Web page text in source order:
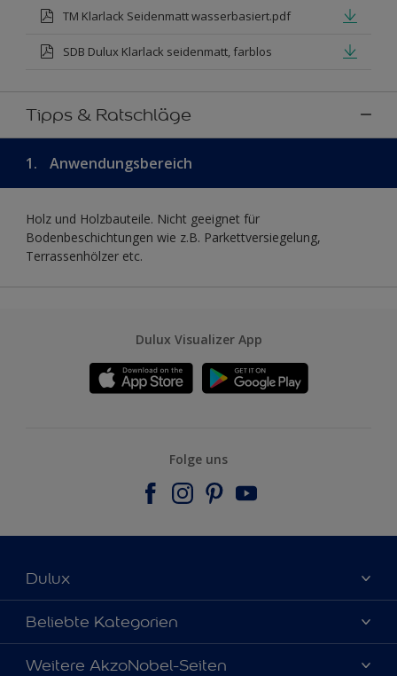
TM Klarlack Seidenmatt wasserbasiert.pdf
SDB Dulux Klarlack seidenmatt, farblos
Tipps & Ratschläge
1. Anwendungsbereich
Holz und Holzbauteile. Nicht geeignet für
Bodenbeschichtungen wie z.B. Parkettversiegelung,
Terrassenhölzer etc.
Dulux Visualizer App
Folge uns
Dulux
Über uns
Farbgenauigkeit
Kontaktieren Sie uns
Beliebte Kategorien
Dulux Farben
Weitere AkzoNobel-Seiten